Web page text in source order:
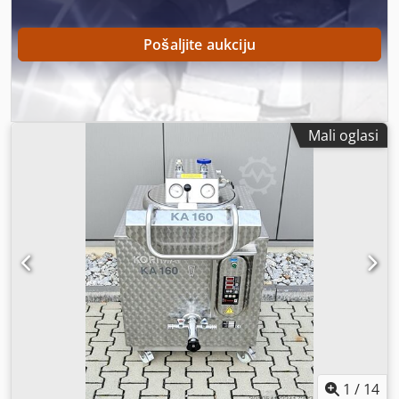
Pošaljite aukciju
Mali oglasi
1 / 14